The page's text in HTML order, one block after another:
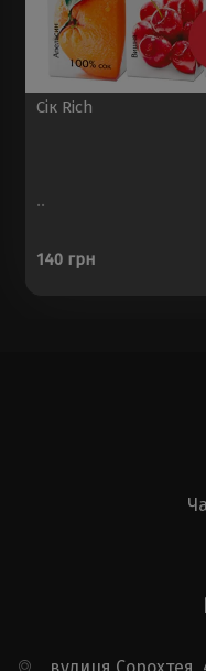
Сік Rich
..
140 грн
вулиця Сорохтея,